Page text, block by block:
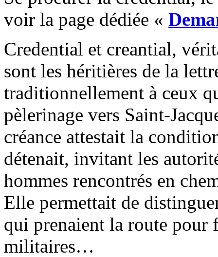
voir la page dédiée «
Credential et creantial,
sont les héritières de la
traditionnellement à ceux
pèlerinage vers Saint-
créance attestait la
détenait, invitant les
hommes rencontrés en
Elle permettait de
qui prenaient la route
militaires…